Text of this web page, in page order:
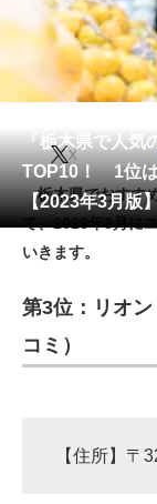
住まい
動物
会員記事
メディア
注目記事を集め
「栃木県で人気
TOP10！ 1位は
【2023年3月版
X
栃木県でおすすめ
て、2023年3月に
いきます。
第3位：リオ
コミ）
【住所】〒